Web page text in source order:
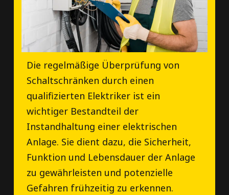
Die regelmäßige Überprüfung von
Schaltschränken durch einen
qualifizierten Elektriker ist ein
wichtiger Bestandteil der
Instandhaltung einer elektrischen
Anlage. Sie dient dazu, die Sicherheit,
Funktion und Lebensdauer der Anlage
zu gewährleisten und potenzielle
Gefahren frühzeitig zu erkennen.